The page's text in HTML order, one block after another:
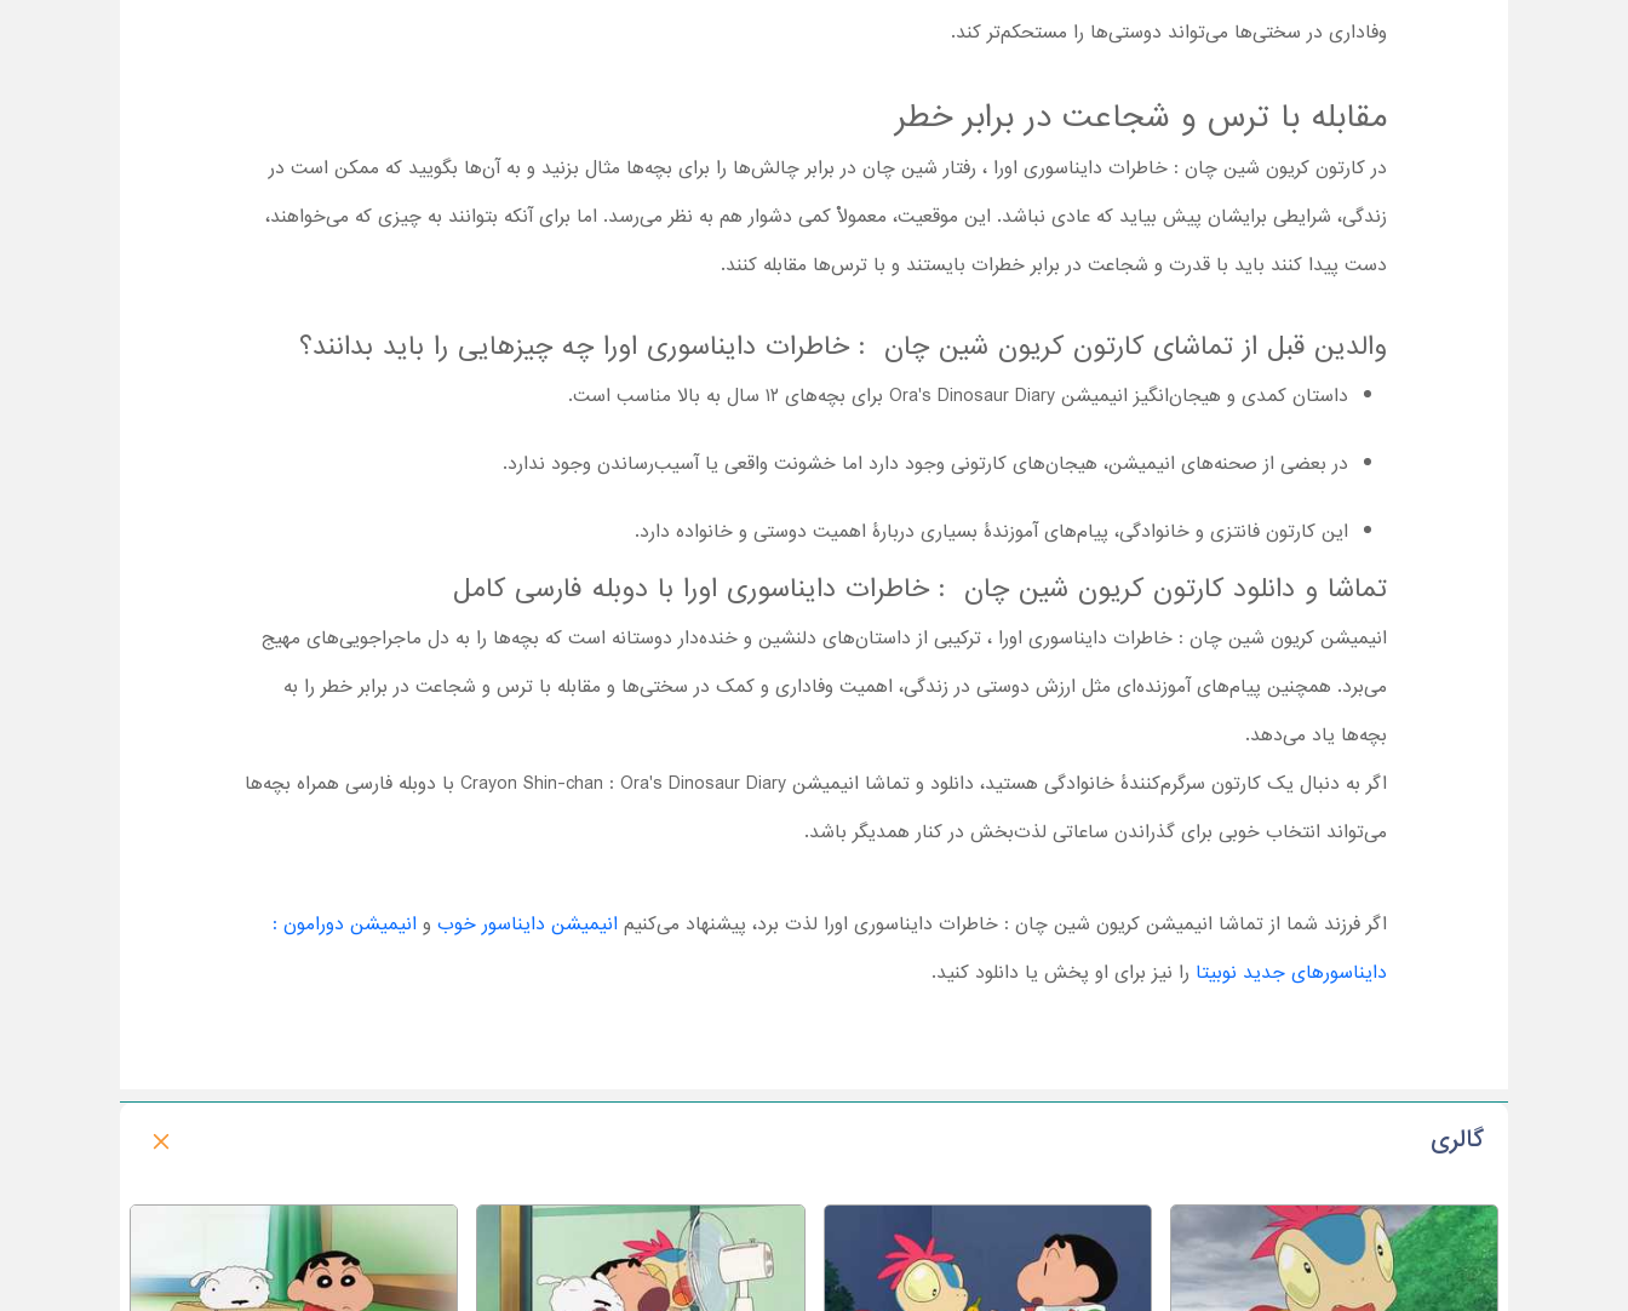
وفاداری در سختی‌ها می‌تواند دوستی‌ها را مستحکم‌تر کند.
مقابله با ترس و شجاعت در برابر خطر
در کارتون کریون شین چان : خاطرات دایناسوری اورا ، رفتار شین چان در برابر چالش‌ها را برای بچه‌ها مثال بزنید و به آن‌ها بگویید که ممکن است در
زندگی، شرایطی برایشان پیش بیاید که عادی نباشد. این موقعیت، معمولاْ کمی دشوار هم به‌ نظر می‌رسد. اما برای آنکه بتوانند به چیزی که می‌خواهند،
دست پیدا کنند باید با قدرت و شجاعت در برابر خطرات بایستند و با ترس‌ها مقابله کنند.
والدین قبل از تماشای کارتون کریون شین چان : خاطرات دایناسوری اورا چه چیزهایی را باید بدانند؟
داستان کمدی و هیجان‌انگیز انیمیشن Ora's Dinosaur Diary برای بچه‌های ۱۲ سال به بالا مناسب است.
در بعضی از صحنه‌های انیمیشن، هیجان‌های کارتونی وجود دارد اما خشونت واقعی یا آسیب‌رساندن وجود ندارد.
این کارتون فانتزی و خانوادگی، پیام‌های آموزندۀ بسیاری دربارۀ اهمیت دوستی و خانواده دارد.
تماشا و دانلود کارتون کریون شین چان : خاطرات دایناسوری اورا با دوبله فارسی کامل
انیمیشن کریون شین چان : خاطرات دایناسوری اورا ، ترکیبی از داستان‌های دلنشین و خنده‌دار دوستانه است که بچه‌ها را به دل ماجراجویی‌های مهیج
می‌برد. همچنین پیام‌های آموزنده‌ای مثل ارزش دوستی در زندگی، اهمیت وفاداری و کمک در سختی‌ها و مقابله با ترس و شجاعت در برابر خطر را به
بچه‌ها یاد می‌دهد.
اگر به دنبال یک کارتون سرگرم‌کنندۀ خانوادگی هستید، دانلود و تماشا انیمیشن Crayon Shin-chan : Ora's Dinosaur Diary با دوبله فارسی همراه بچه‌ها
می‌تواند انتخاب خوبی برای گذراندن ساعاتی لذت‌بخش در کنار همدیگر باشد.
اگر فرزند شما از تماشا انیمیشن کریون شین چان : خاطرات دایناسوری اورا لذت برد، پیشنهاد می‌کنیم انیمیشن دایناسور خوب و انیمیشن دورامون :
دایناسورهای جدید نوبیتا را نیز برای او پخش یا دانلود کنید.
گالری